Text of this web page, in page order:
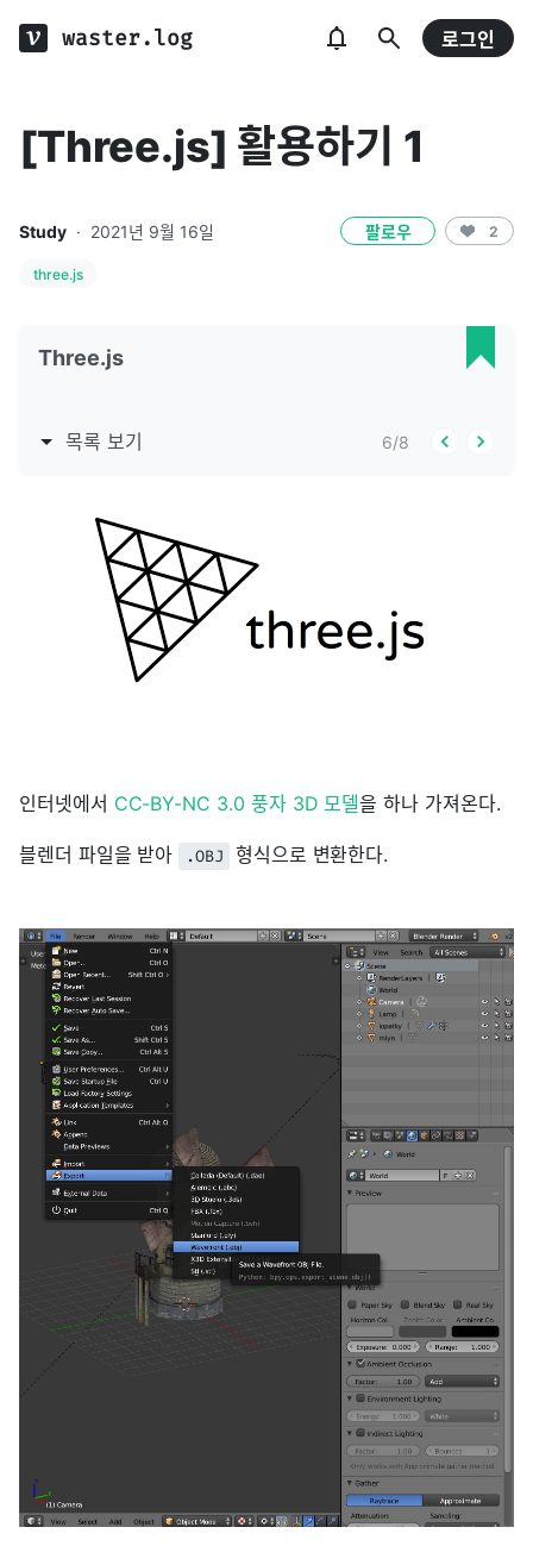
waster.log 로그인
[Three.js] 활용하기 1
Study · 2021년 9월 16일 팔로우 2
three.js
Three.js
목록 보기 6/8
인터넷에서 CC-BY-NC 3.0 풍자 3D 모델을 하나 가져온다.
블렌더 파일을 받아 .OBJ 형식으로 변환한다.